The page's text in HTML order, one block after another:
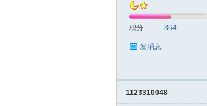
积分 364
发消息
1123310048